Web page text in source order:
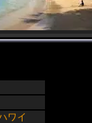
ワイ